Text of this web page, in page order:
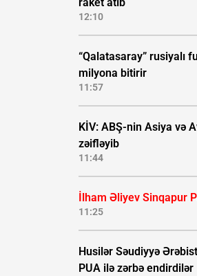
12:10
“Qalatasaray” rusiyalı
milyona bitirir
11:57
KİV: ABŞ-nin Asiya və
zəifləyib
11:44
İlham Əliyev Sinqapur
11:25
Husilər Səudiyyə
PUA ilə zərbə endirdilər